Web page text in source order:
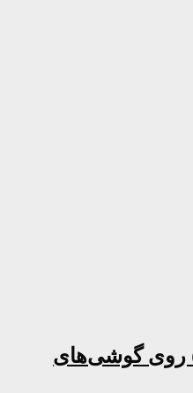
فعال‌ سازی فناوری ۵G روی گوشی‌های